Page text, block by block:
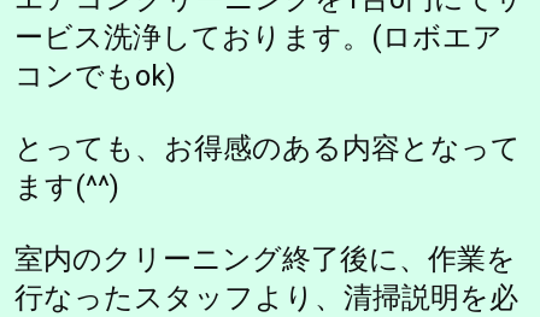
ービス洗浄しております。(ロボエア
コンでもok)
とっても、お得感のある内容となって
ます(^^)
室内のクリーニング終了後に、作業を
行なったスタッフより、清掃説明を必